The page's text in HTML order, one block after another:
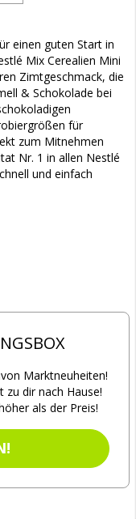
einen guten Start in
Mix Cerealien Mini
Zimtgeschmack, die
& Schokolade bei
für
zum Mitnehmen
Nr. 1 in allen Nestlé
und einfach
Marktneuheiten!
dir nach Hause!
als der Preis!